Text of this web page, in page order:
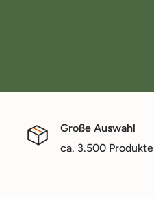
Große Auswahl
ca. 3.500 Produkte